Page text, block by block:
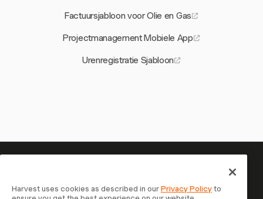
Factuursjabloon voor Olie en Gas
Projectmanagement Mobiele App
Urenregistratie Sjabloon
Je tijd is het waard om bij te
houden — begin nu
Harvest uses cookies as described in ourPrivacy Policyto